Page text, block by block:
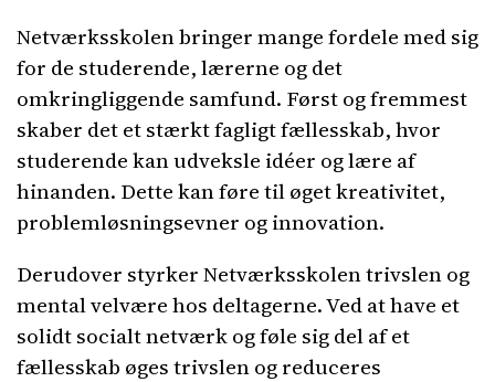
Netværksskolen bringer mange fordele med sig
for de studerende, lærerne og det
omkringliggende samfund. Først og fremmest
skaber det et stærkt fagligt fællesskab, hvor
studerende kan udveksle idéer og lære af
hinanden. Dette kan føre til øget kreativitet,
problemløsningsevner og innovation.
Derudover styrker Netværksskolen trivslen og
mental velvære hos deltagerne. Ved at have et
solidt socialt netværk og føle sig del af et
fællesskab øges trivslen og reduceres